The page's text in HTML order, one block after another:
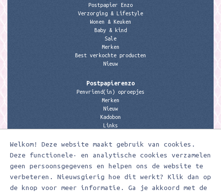
Welkom! Deze website maakt gebruik van cookies.
Deze functionele- en analytische cookies verzamelen
geen persoonsgegevens en helpen ons de website te
verbeteren. Nieuwsgierig hoe dit werkt? Klik dan op
de knop voor meer informatie. Ga je akkoord met de
Postpapier Enzo
Verzorging & Lifestyle
Wonen & Keuken
Baby & kind
Sale
Merken
Best verkochte producten
Nieuw
Postpapierenzo
Penvriend(in) oproepjes
Merken
Nieuw
Kadobon
Links
Contactgegevens
Meerleuks
anita@meerleuks.nl
06 – 107 163 36
KVK nummer: 58807179